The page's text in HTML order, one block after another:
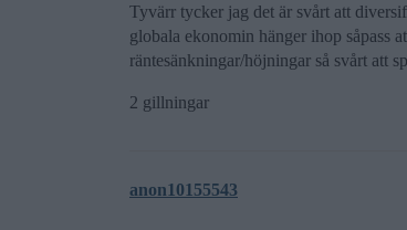
Tyvärr tycker jag det är svårt att
globala ekonomin hänger ihop såpass
räntesänkningar/höjningar så svårt att
2 gillningar
anon10155543